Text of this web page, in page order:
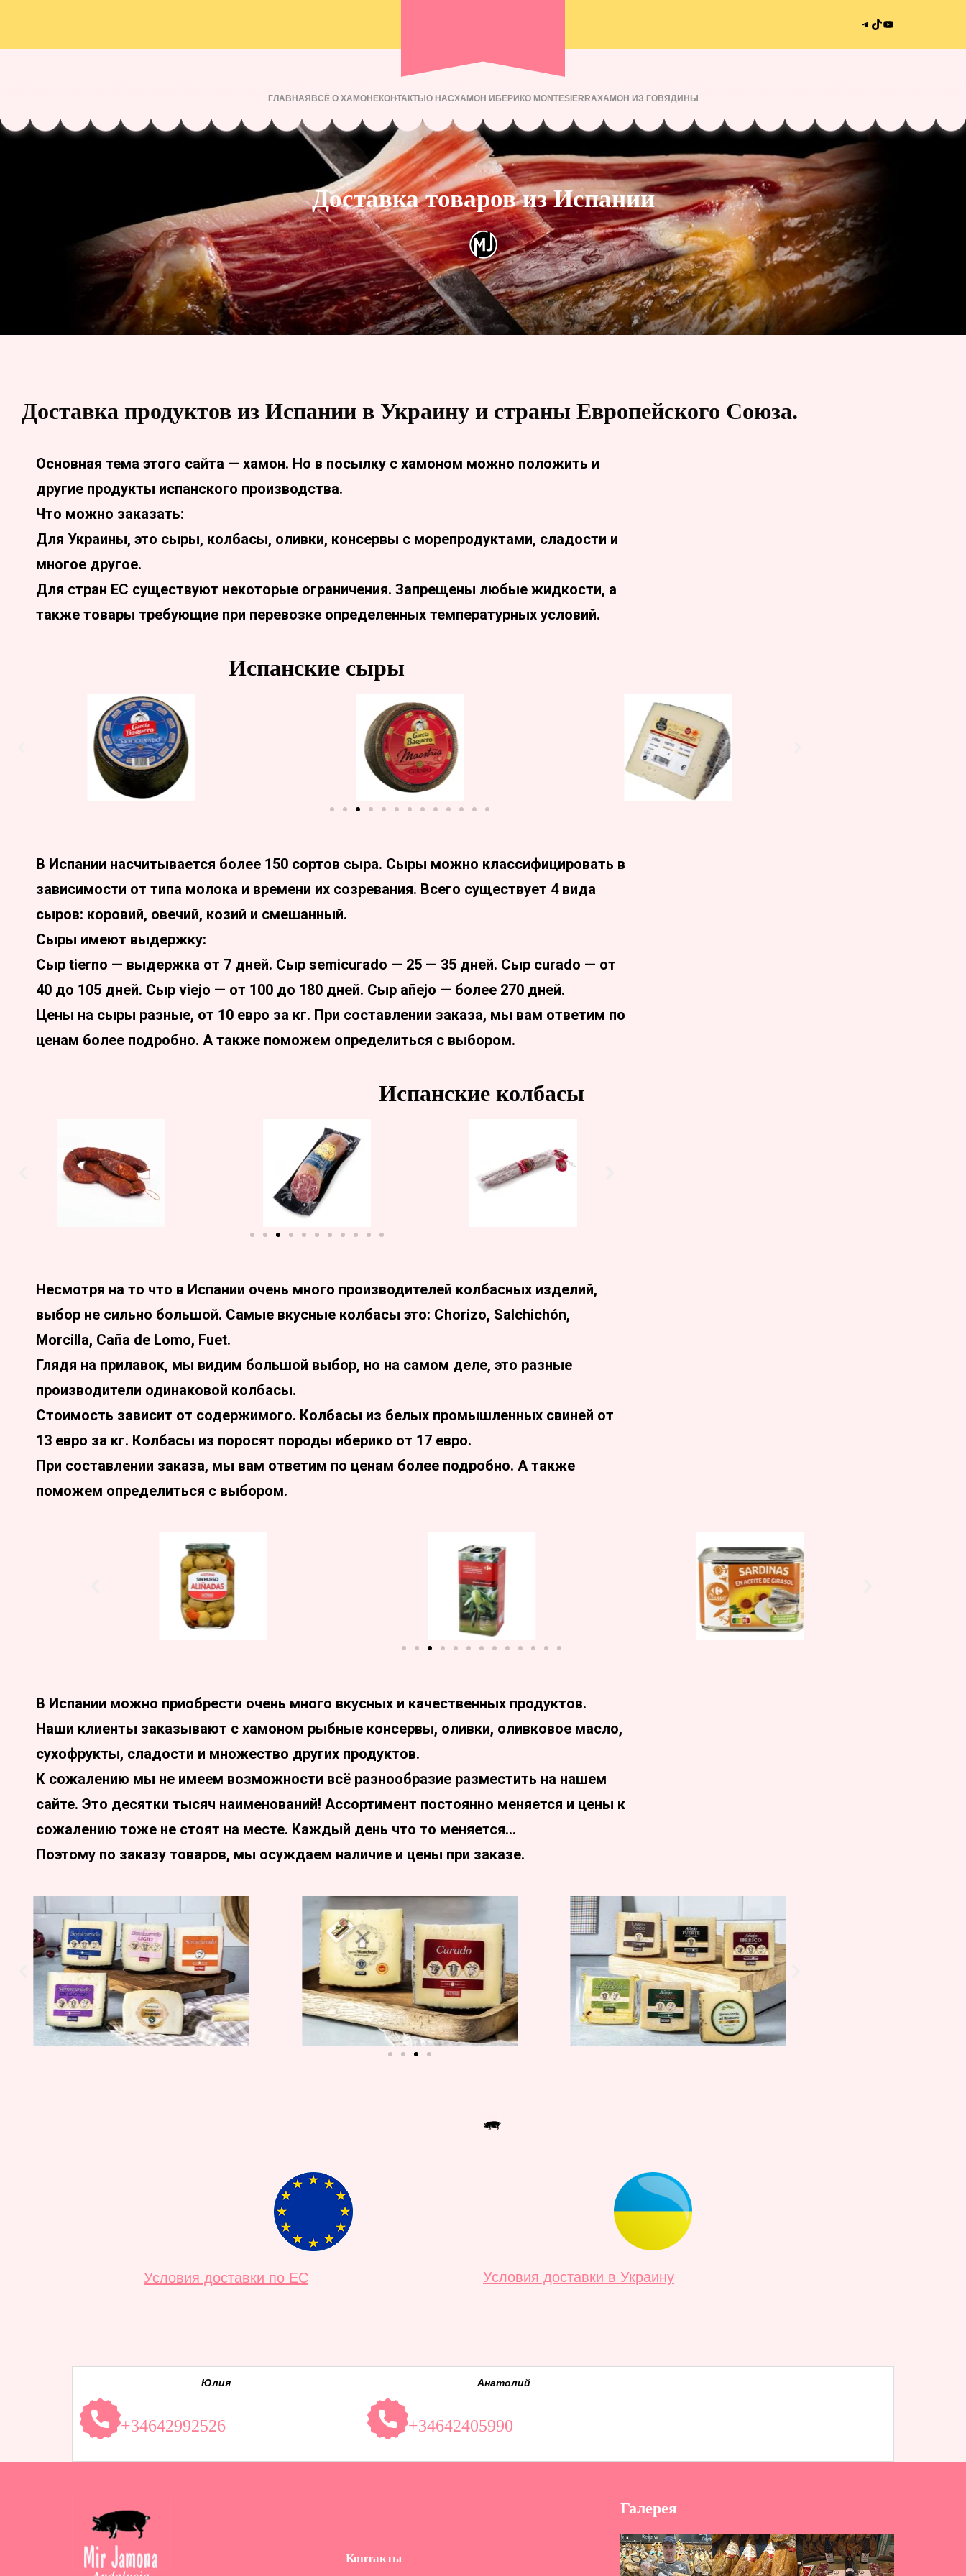
ГЛАВНАЯ ВСЁ О ХАМОНЕКОНТАКТЫ О НАСХАМОН ИБЕРИКО MONTESIERRAХАМОН ИЗ ГОВЯДИНЫ
Доставка товаров из Испании
Доставка продуктов из Испании в Украину и страны Европейского Союза.
Основная тема этого сайта — хамон. Но в посылку с хамоном можно положить и
другие продукты испанского производства.
Что можно заказать:
Для Украины, это сыры, колбасы, оливки, консервы с морепродуктами, сладости и
многое другое.
Для стран ЕС существуют некоторые ограничения. Запрещены любые жидкости, а
также товары требующие при перевозке определенных температурных условий.
Испанские сыры
В Испании насчитывается более 150 сортов сыра. Сыры можно классифицировать в
зависимости от типа молока и времени их созревания. Всего существует 4 вида
сыров: коровий, овечий, козий и смешанный.
Сыры имеют выдержку:
Сыр tierno — выдержка от 7 дней. Сыр semicurado — 25 — 35 дней. Сыр curado — от
40 до 105 дней. Сыр viejo — от 100 до 180 дней. Сыр añejo — более 270 дней.
Цены на сыры разные, от 10 евро за кг. При составлении заказа, мы вам ответим по
ценам более подробно. А также поможем определиться с выбором.
Испанские колбасы
Несмотря на то что в Испании очень много производителей колбасных изделий,
выбор не сильно большой. Самые вкусные колбасы это: Chorizo, Salchichón,
Morcilla, Caña de Lomo, Fuet.
Глядя на прилавок, мы видим большой выбор, но на самом деле, это разные
производители одинаковой колбасы.
Стоимость зависит от содержимого. Колбасы из белых промышленных свиней от
13 евро за кг. Колбасы из поросят породы иберико от 17 евро.
При составлении заказа, мы вам ответим по ценам более подробно. А также
поможем определиться с выбором.
В Испании можно приобрести очень много вкусных и качественных продуктов.
Наши клиенты заказывают с хамоном рыбные консервы, оливки, оливковое масло,
сухофрукты, сладости и множество других продуктов.
К сожалению мы не имеем возможности всё разнообразие разместить на нашем
сайте. Это десятки тысяч наименований! Ассортимент постоянно меняется и цены к
сожалению тоже не стоят на месте. Каждый день что то меняется…
Поэтому по заказу товаров, мы осуждаем наличие и цены при заказе.
Условия доставки по ЕС Условия доставки в Украину
Юлия
+34642992526
Анатолий
+34642405990
Контакты
Галерея